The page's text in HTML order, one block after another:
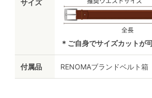
サイズ
＊ご自身でサイズカットが
付属品 RENOMAブランドベルト箱